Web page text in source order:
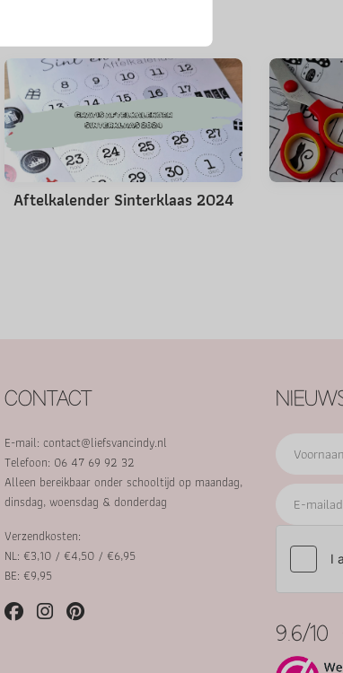
Aftelkalender Sinterklaas 2024
CONTACT
E-mail: contact@liefsvancindy.nl
Telefoon: 06 47 69 92 32
Alleen bereikbaar onder schooltijd op maandag,
dinsdag, woensdag & donderdag
Verzendkosten:
NL: €3,10 / €4,50 / €6,95
BE: €9,95
9.6/10